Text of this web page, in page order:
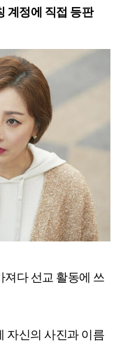
계정에 직접 등판
져다 선교 활동에 쓰
자신의 사진과 이름